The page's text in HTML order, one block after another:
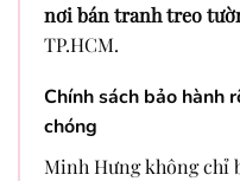
nơi bán tranh treo
TP.HCM.
Chính sách bảo hành
chóng
Minh Hưng không chỉ